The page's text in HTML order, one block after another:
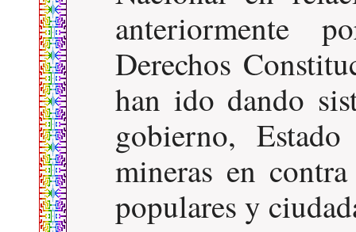
anteriormente
Derechos
han ido dando
gobierno,
mineras en
populares y